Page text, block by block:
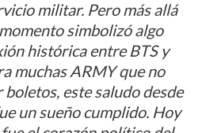
militar. Pero más allá
simbolizó algo
histórica entre BTS y
muchas ARMY que no
este saludo desde
un sueño cumplido. Hoy